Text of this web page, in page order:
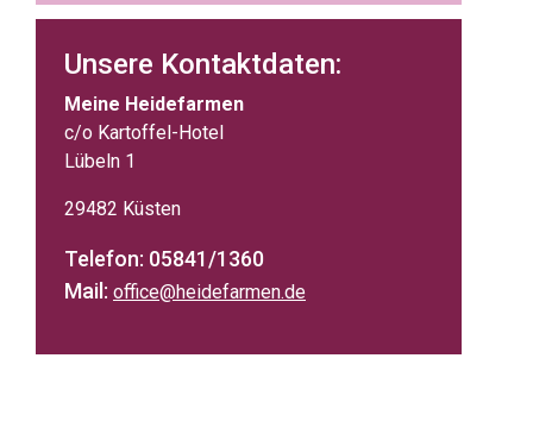
Unsere Kontaktdaten:
Meine Heidefarmen
c/o Kartoffel-Hotel
Lübeln 1
29482 Küsten
Telefon: 05841/1360
Mail: office@heidefarmen.de